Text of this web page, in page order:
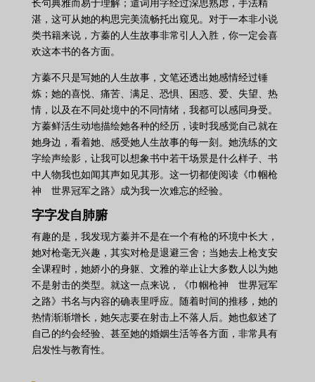
长句典雅而易于理解；遣词用字经过深思熟虑，手法精
湛，这可从她的构思完美流畅托出窥见。对于一本非小说
类书籍来说，方蓁的人生故事非常引人入胜，你一定会喜
欢这本书的各方面。
方蓁不只是写她的人生故事，文笔还透出她感情经过锤
炼；她的喜悦、痛苦、满足、恐惧、困惑、爱、失望、热
情，以及在不同处境中的不同情绪，我都可以感同身受。
方蓁鲜活生动地描绘她各种的经历，读时我感觉自己就在
她身边，看着她、感受她人生故事的每一刻。她洗练的文
字绘声绘影，让我可以想象书中若干场景是什么样子、书
中人物我也如闻其声如见其形。这一切都使阅读《巾帼枪
神 世界冠军之路》成为我一次难忘的经验。
字字发自肺腑
有趣的是，我发现方蓁并不是在一个有枪的环境中长大，
她对枪毫无兴趣，其实对枪是退避三舍；当她去上枪支安
全课程时，她娇小的身躯、文雅的举止让大多数人以为她
不是射击的类型。就这一点来说，《巾帼枪神 世界冠军
之路》书名与内容的确表里呼应。随着时间的推移，她的
热情渐渐增长，她矢志要在射击上不落人后。她也叙述了
自己的约会经验、甚至她的婚姻生活等各方面，非常具有
启发性与教育性。